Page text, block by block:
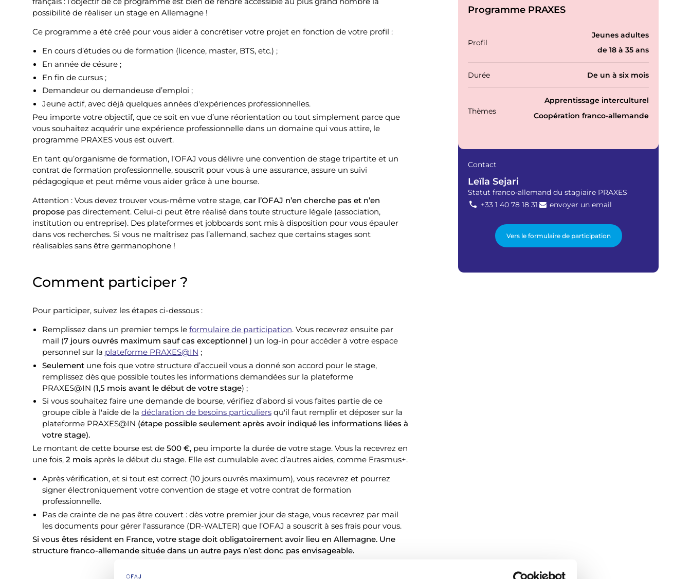
possibilité de réaliser un stage en Allemagne !
Ce programme a été créé pour vous aider à concrétiser votre projet en fonction de votre profil :
En cours d’études ou de formation (licence, master, BTS, etc.) ;
En année de césure ;
En fin de cursus ;
Demandeur ou demandeuse d’emploi ;
Jeune actif, avec déjà quelques années d'expériences professionnelles.
Peu importe votre objectif, que ce soit en vue d’une réorientation ou tout simplement parce que
vous souhaitez acquérir une expérience professionnelle dans un domaine qui vous attire, le
programme PRAXES vous est ouvert.
En tant qu’organisme de formation, l’OFAJ vous délivre une convention de stage tripartite et un
contrat de formation professionnelle, souscrit pour vous à une assurance, assure un suivi
pédagogique et peut même vous aider grâce à une bourse.
Attention : Vous devez trouver vous-même votre stage, car l’OFAJ n’en cherche pas et n’en
propose pas directement. Celui-ci peut être réalisé dans toute structure légale (association,
institution ou entreprise). Des plateformes et jobboards sont mis à disposition pour vous épauler
dans vos recherches. Si vous ne maîtrisez pas l’allemand, sachez que certains stages sont
réalisables sans être germanophone !
Comment participer ?
Pour participer, suivez les étapes ci-dessous :
Remplissez dans un premier temps le formulaire de participation. Vous recevrez ensuite par
mail (7 jours ouvrés maximum sauf cas exceptionnel ) un log-in pour accéder à votre espace
personnel sur la plateforme PRAXES@IN ;
Seulementune fois que votre structure d’accueil vous a donné son accord pour le stage,
remplissez dès que possible toutes les informations demandées sur la plateforme
PRAXES@IN (1,5 mois avant le début de votre stage) ;
Si vous souhaitez faire une demande de bourse, vérifiez d’abord si vous faites partie de ce
groupe cible à l'aide de la déclaration de besoins particuliersqu'il faut remplir et déposer sur la
plateforme PRAXES@IN (étape possible seulement après avoir indiqué les informations liées à
votre stage).
Le montant de cette bourse est de 500 €,peu importe la durée de votre stage. Vous la recevrez en
une fois, 2 mois après le début du stage. Elle est cumulable avec d’autres aides, comme Erasmus+.
Après vérification, et si tout est correct (10 jours ouvrés maximum), vous recevrez et pourrez
signer électroniquement votre convention de stage et votre contrat de formation
professionnelle.
Pas de crainte de ne pas être couvert : dès votre premier jour de stage, vous recevrez par mail
les documents pour gérer l'assurance (DR-WALTER) que l’OFAJ a souscrit à ses frais pour vous.
Si vous êtes résident en France, votre stage doit obligatoirement avoir lieu en Allemagne. Une
structure franco-allemande située dans un autre pays n’est donc pas envisageable.
Programme PRAXES
Profil
P
f
i
s
Jeunes adultes
de 18 à 35 ans
Durée De un à six mois
Thèmes
é
s
Apprentissage interculturel
Coopération franco-allemande
Contact
Leïla Sejari
Statut franco-allemand du stagiaire PRAXES
+33 1 40 78 18 31
envoyer un email
Vers le formulaire de participation